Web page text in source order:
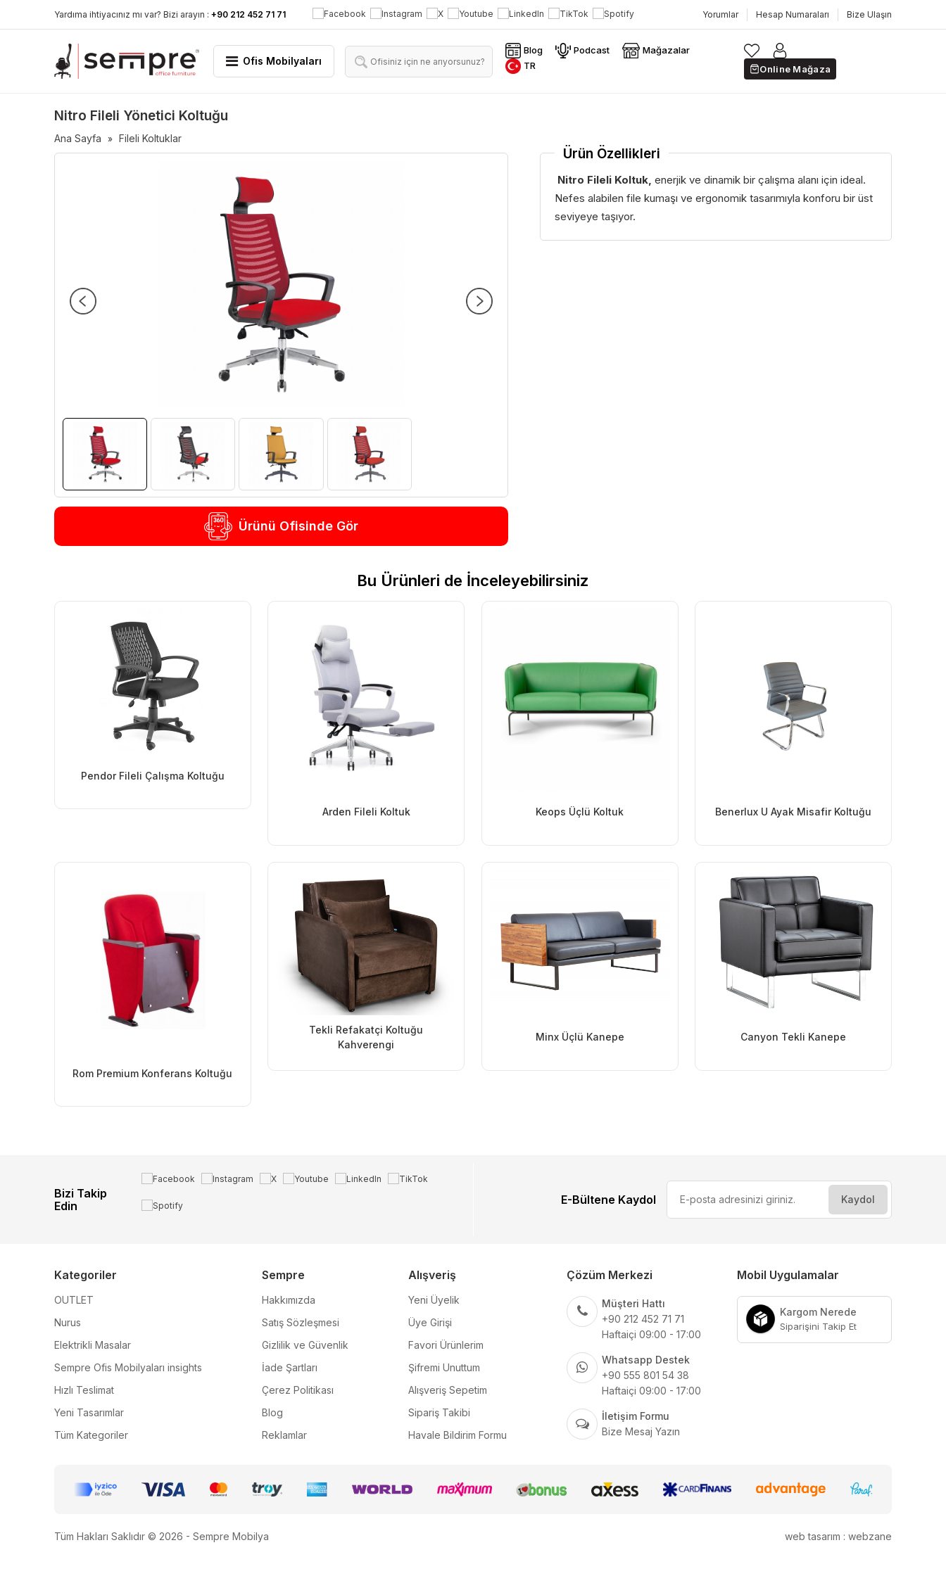
Yardıma ihtiyacınız mı var? Bizi arayın : +90 212 452 71 71 Yorumlar Hesap Numaraları Bize Ulaşın
Ofis Mobilyaları
Blog Podcast
Mağazalar
TR
Online Mağaza
Nitro Fileli Yönetici Koltuğu
Ana Sayfa » Fileli Koltuklar
Ürünü Ofisinde Gör
Ürün Özellikleri
Nitro Fileli Koltuk, enerjik ve dinamik bir çalışma alanı için ideal.
Nefes alabilen file kumaşı ve ergonomik tasarımıyla konforu bir üst
seviyeye taşıyor.
Bu Ürünleri de İnceleyebilirsiniz
Pendor Fileli Çalışma Koltuğu
Arden Fileli Koltuk Keops Üçlü Koltuk Benerlux U Ayak Misafir Koltuğu
Rom Premium Konferans Koltuğu
Tekli Refakatçi Koltuğu
Kahverengi
Minx Üçlü Kanepe Canyon Tekli Kanepe
Bizi Takip
Edin
E-Bültene Kaydol
Kategoriler
OUTLET
Nurus
Elektrikli Masalar
Sempre Ofis Mobilyaları insights
Hızlı Teslimat
Yeni Tasarımlar
Tüm Kategoriler
Sempre
Hakkımızda
Satış Sözleşmesi
Gizlilik ve Güvenlik
İade Şartları
Çerez Politikası
Blog
Reklamlar
Alışveriş
Yeni Üyelik
Üye Girişi
Favori Ürünlerim
Şifremi Unuttum
Alışveriş Sepetim
Sipariş Takibi
Havale Bildirim Formu
Çözüm Merkezi
Müşteri Hattı
+90 212 452 71 71
Haftaiçi 09:00 - 17:00
Whatsapp Destek
+90 555 801 54 38
Haftaiçi 09:00 - 17:00
İletişim Formu
Bize Mesaj Yazın
Mobil Uygulamalar
Kargom Nerede
Siparişini Takip Et
Tüm Hakları Saklıdır © 2026 - Sempre Mobilya web tasarım : webzane